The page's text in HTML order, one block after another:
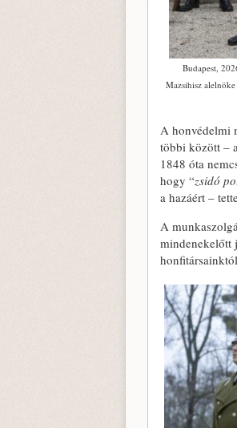
Budapest,
Mazsihisz
A honvédelmi
többi között –
1848 óta
hogy “zsidó
a hazáért –
A
mindenekelőtt